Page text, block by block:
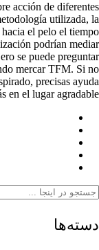
acción de diferentes
utilizada, la
el pelo el tiempo
podrían mediar
se puede preguntar
mercar TFM. Si no
precisas ayuda
en el lugar agradable.
دسته‌ها